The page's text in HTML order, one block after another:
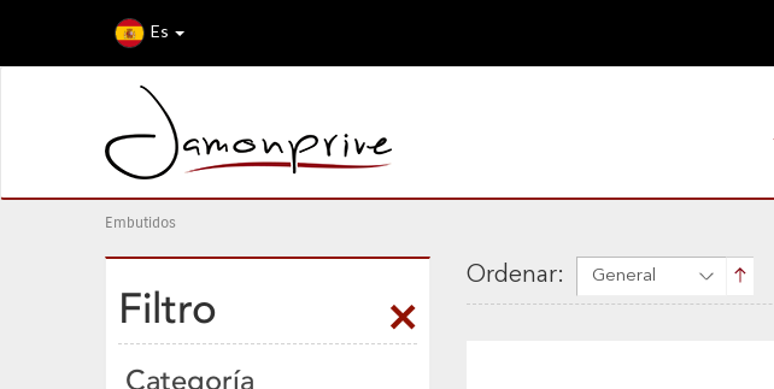
Es
Embutidos
Ordenar: General
Filtro
Categoría